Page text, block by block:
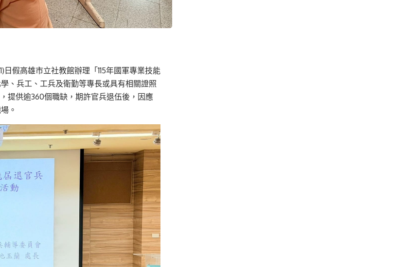
日假高雄市立社教館辦理「115年國軍專業技能
、兵工、工兵及衛勤等專長或具有相關證照
提供逾360個職缺，期許官兵退伍後，因應
。